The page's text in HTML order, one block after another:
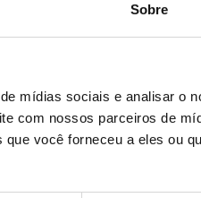
Sobre
mídias sociais e analisar o
com nossos parceiros de
você forneceu a eles ou